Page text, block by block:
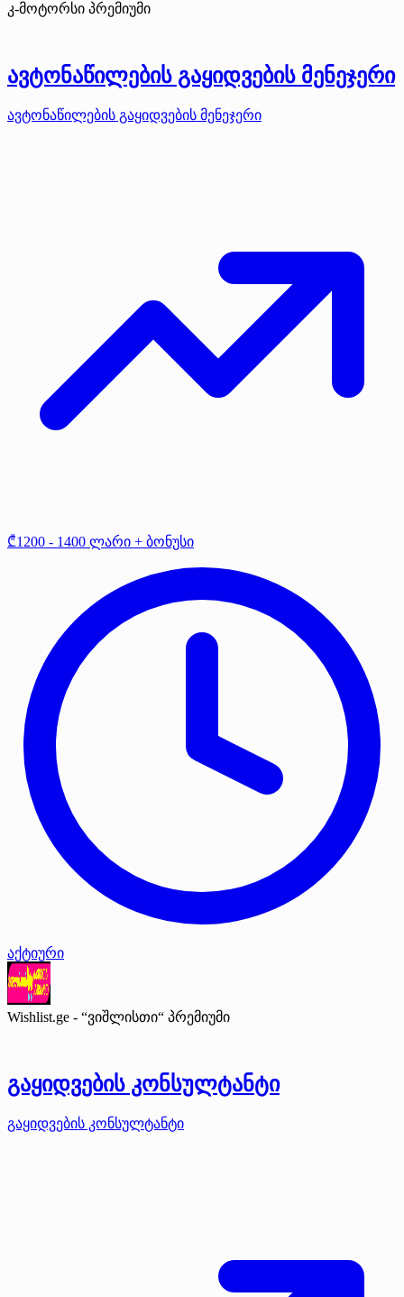
კ-მოტორსი პრემიუმი
ავტონაწილების გაყიდვების მენეჯერი
ავტონაწილების გაყიდვების მენეჯერი
₾1200 - 1400 ლარი + ბონუსი
აქტიური
Wishlist.ge - “ვიშლისთი“ პრემიუმი
გაყიდვების კონსულტანტი
გაყიდვების კონსულტანტი